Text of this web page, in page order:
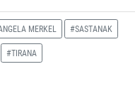
MERKEL #SASTANAK
#TIRANA